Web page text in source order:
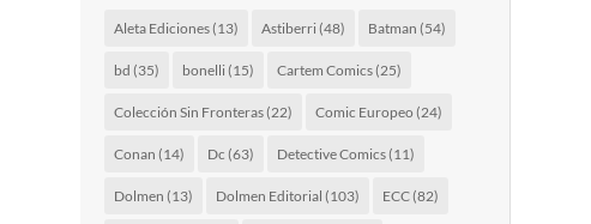
Aleta Ediciones(13) Astiberri(48) Batman (54)
bd (35) bonelli(15) Cartem Comics(25)
Colección Sin Fronteras(22) Comic Europeo (24)
Conan (14) Dc (63) Detective Comics(11)
Dolmen (13) Dolmen Editorial (103) ECC(82)